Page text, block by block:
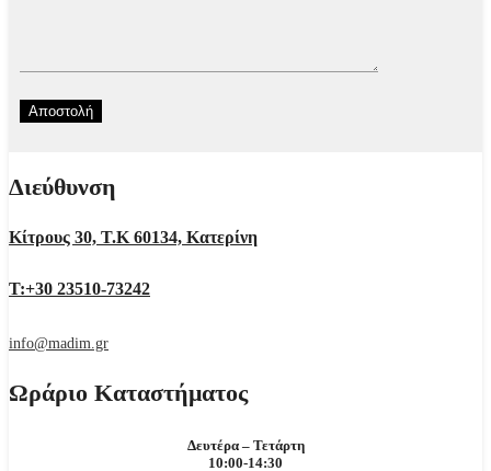
Διεύθυνση
Κίτρους 30, Τ.Κ 60134, Κατερίνη
Τ:+30 23510-73242
info@madim.gr
Ωράριο Καταστήματος
Δευτέρα – Τετάρτη
10:00-14:30